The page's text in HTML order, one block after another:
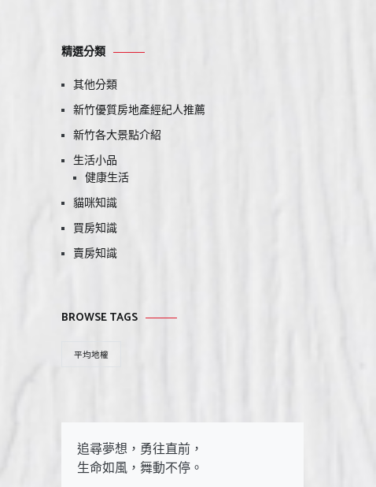
精選分類
其他分類
新竹優質房地產經紀人推薦
新竹各大景點介紹
生活小品
健康生活
貓咪知識
買房知識
賣房知識
BROWSE TAGS
平均地權
追尋夢想，勇往直前，
生命如風，舞動不停。